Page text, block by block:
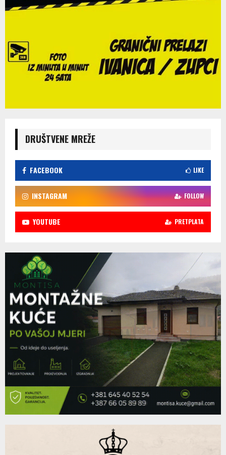
DRUŠTVENE MREŽE
FACEBOOK LIKE
INSTAGRAM FOLLOW
YOUTUBE PRETPLATA